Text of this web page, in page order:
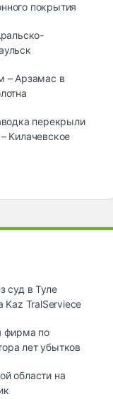
покрытия
– Арзамас в
перекрыли
Килачевское
суд в Туле
Kaz TralServiece
фирма по
лет убытков
области на